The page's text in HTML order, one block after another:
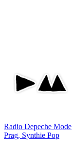
Radio Depeche Mode
Prag, Synthie Pop